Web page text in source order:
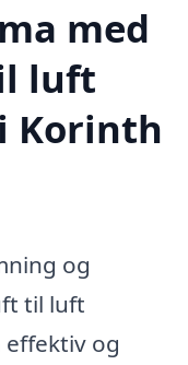
med
luft
Korinth
og
til luft
og